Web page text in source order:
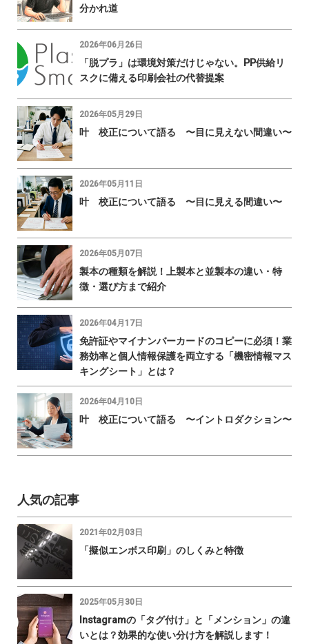
分かれ道
2026年06月26日
「脱プラ」は環境対策だけじゃない。PP供給リ
スクに備える印刷会社の代替提案
2026年05月29日
叶 校正について語る 〜目に見えない間違い〜
2026年05月11日
叶 校正について語る 〜目に見える間違い〜
2026年05月07日
製本の種類を解説！上製本と並製本の違い・特
徴・選び方まで紹介
2026年04月17日
免許証やマイナンバーカードのコピーに必須！業
務効率と個人情報保護を両立する「機密情報マス
キングシート」とは？
2026年04月10日
叶 校正について語る 〜イントロダクション〜
人気の記事
2021年02月03日
「擬似エンボス印刷」のしくみと特徴
2025年05月30日
Instagramの「タグ付け」と「メンション」の違
いとは？効果的な使い分け方を解説します！